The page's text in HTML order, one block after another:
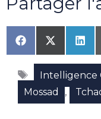
Share
on
Facebook
Share
on
X
(Twitter)
on
Étiquettes
Intelligence
Mossad ,